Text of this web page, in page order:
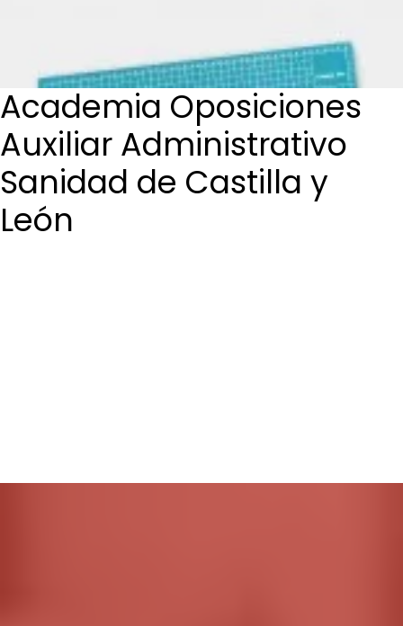
Cart
Academia Oposiciones
Auxiliar Administrativo
Sanidad de Castilla y
León